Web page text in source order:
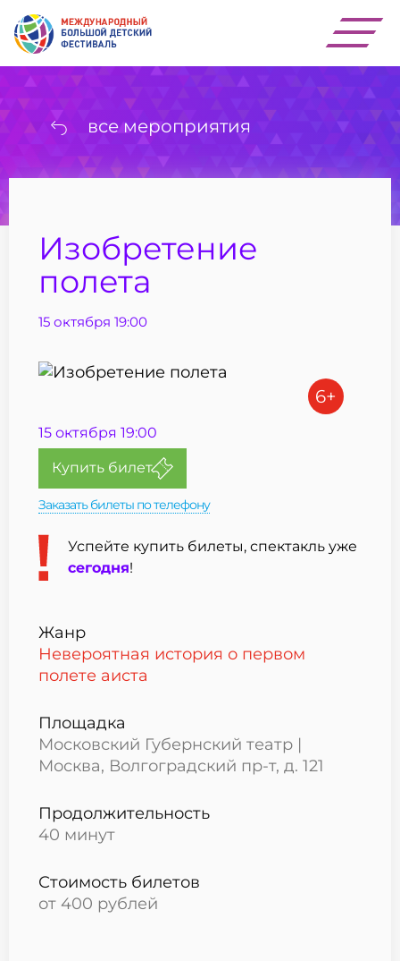
все мероприятия
Изобретение
полета
15 октября 19:00
6+
15 октября 19:00
Купить билет
Заказать билеты по телефону
Успейте купить билеты, спектакль уже
сегодня!
Жанр
Невероятная история о первом
полете аиста
Площадка
Московский Губернский театр |
Москва, Волгоградский пр-т, д. 121
Продолжительность
40 минут
Стоимость билетов
от 400 рублей